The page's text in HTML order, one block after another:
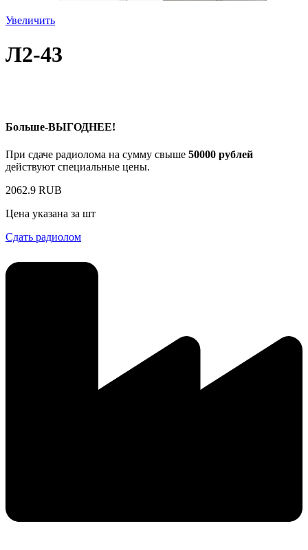
Увеличить
Л2-43
Больше-ВЫГОДНЕЕ!
При сдаче радиолома на сумму свыше 50000 рублей
действуют специальные цены.
2062.9 RUB
Цена указана за шт
Сдать радиолом